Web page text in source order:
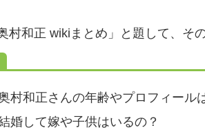
村和正 wikiまとめ」と題して、そ
村和正さんの年齢やプロフィール
婚して嫁や子供はいるの？